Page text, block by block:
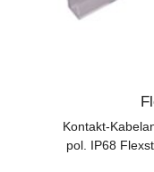
Kontakt-
pol. IP68